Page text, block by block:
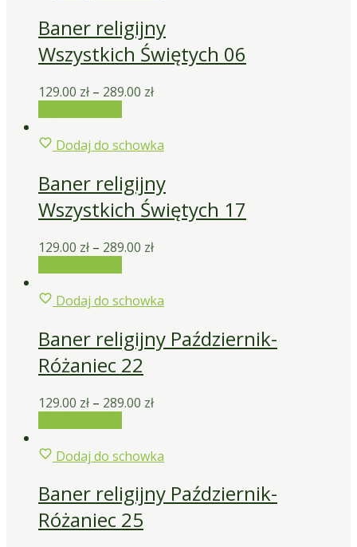
Baner religijny
Wszystkich Świętych 06
129.00 zł – 289.00 zł
Dodaj do schowka
Baner religijny
Wszystkich Świętych 17
129.00 zł – 289.00 zł
Dodaj do schowka
Baner religijny Październik-
Różaniec 22
129.00 zł – 289.00 zł
Dodaj do schowka
Baner religijny Październik-
Różaniec 25